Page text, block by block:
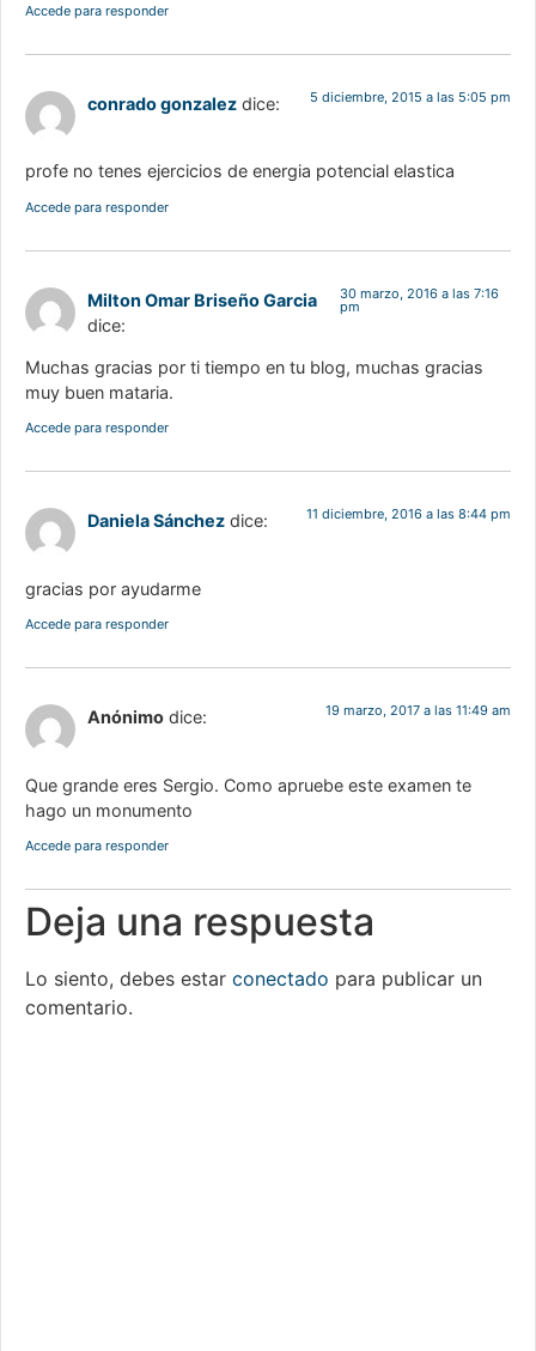
Accede para responder
conrado gonzalez dice: 5 diciembre, 2015 a las 5:05 pm
profe no tenes ejercicios de energia potencial elastica
Accede para responder
Milton Omar Briseño Garcia
dice:
30 marzo, 2016 a las 7:16
pm
Muchas gracias por ti tiempo en tu blog, muchas gracias
muy buen mataria.
Accede para responder
Daniela Sánchez dice: 11 diciembre, 2016 a las 8:44 pm
gracias por ayudarme
Accede para responder
Anónimo dice: 19 marzo, 2017 a las 11:49 am
Que grande eres Sergio. Como apruebe este examen te
hago un monumento
Accede para responder
Deja una respuesta
Lo siento, debes estar conectado para publicar un
comentario.